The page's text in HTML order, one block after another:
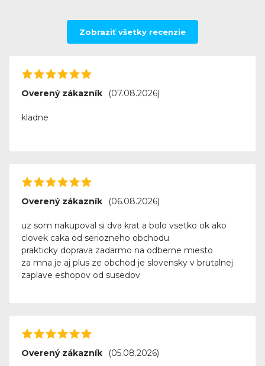
Zobraziť všetky recenzie
Overený zákazník (07.08.2026)
kladne
Overený zákazník (06.08.2026)
uz som nakupoval si dva krat a bolo vsetko ok ako
clovek caka od seriozneho obchodu
prakticky doprava zadarmo na odberne miesto
za mna je aj plus ze obchod je slovensky v brutalnej
zaplave eshopov od susedov
Overený zákazník (05.08.2026)